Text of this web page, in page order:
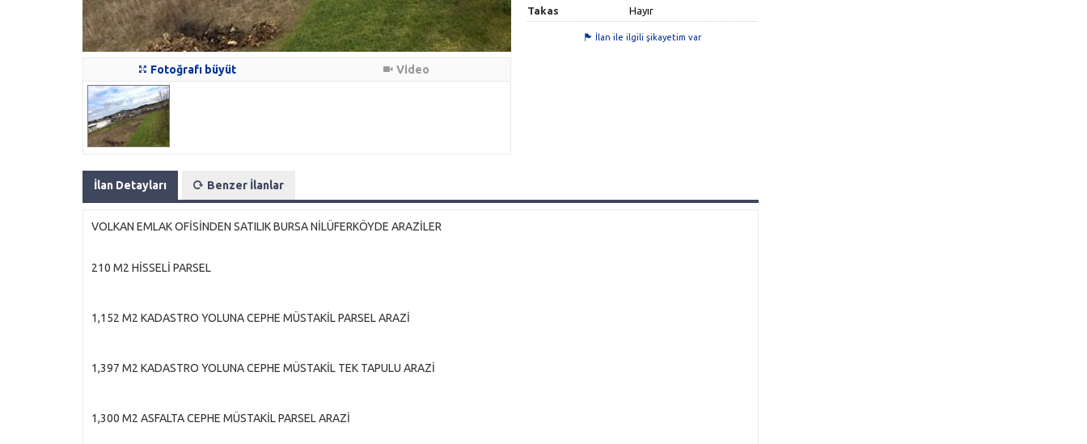
Fotoğrafı büyüt Video
Takas
Hayır
İlan ile ilgili şikayetim var
İlan Detayları Benzer İlanlar
VOLKAN EMLAK OFİSİNDEN SATILIK BURSA NİLÜFERKÖYDE ARAZİLER
210 M2 HİSSELİ PARSEL
1,152 M2 KADASTRO YOLUNA CEPHE MÜSTAKİL PARSEL ARAZİ
1,397 M2 KADASTRO YOLUNA CEPHE MÜSTAKİL TEK TAPULU ARAZİ
1,300 M2 ASFALTA CEPHE MÜSTAKİL PARSEL ARAZİ